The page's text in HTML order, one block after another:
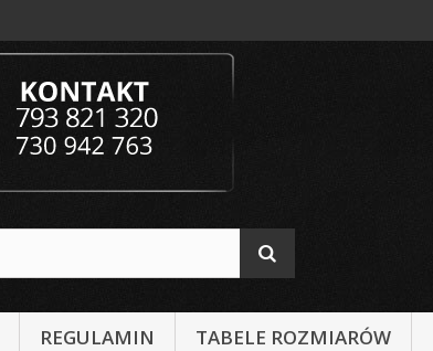
REGULAMIN TABELE ROZMIARÓW